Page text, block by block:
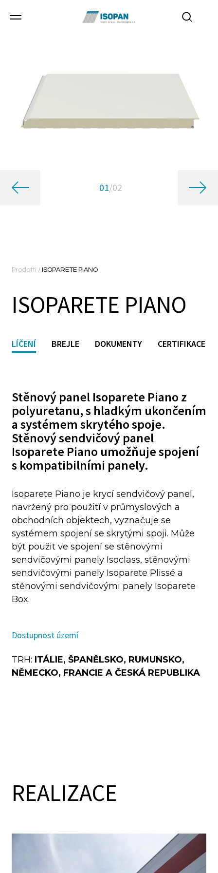
01/02
Prodotti / ISOPARETE PIANO
ISOPARETE PIANO
LÍČENÍ BREJLE DOKUMENTY CERTIFIKACE
Stěnový panel Isoparete Piano z
polyuretanu, s hladkým ukončením
a systémem skrytého spoje.
Stěnový sendvičový panel
Isoparete Piano umožňuje spojení
s kompatibilními panely.
Isoparete Piano je krycí sendvičový panel,
navržený pro použití v průmyslových a
obchodních objektech, vyznačuje se
systémem spojení se skrytými spoji. Může
být použit ve spojení se stěnovými
sendvičovými panely Isoclass, stěnovými
sendvičovými panely Isoparete Plissé a
stěnovými sendvičovými panely Isoparete
Box.
Dostupnost území
TRH: ITÁLIE, ŠPANĚLSKO, RUMUNSKO,
NĚMECKO, FRANCIE A ČESKÁ REPUBLIKA
50 60 80 100 120 140 150
REALIZACE